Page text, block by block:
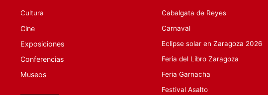
Cultura
Cine
Exposiciones
Conferencias
Museos
Cabalgata de Reyes
Carnaval
Eclipse solar en Zaragoza 2026
Feria del Libro Zaragoza
Feria Garnacha
Festival Asalto